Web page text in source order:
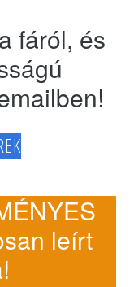
fáról, és
leírt